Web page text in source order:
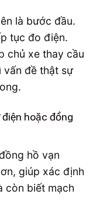
là bước đầu.
tục đo điện.
chủ xe thay cầu
vấn đề thật sự
hoặc đồng
hồ vạn
giúp xác định
còn biết mạch